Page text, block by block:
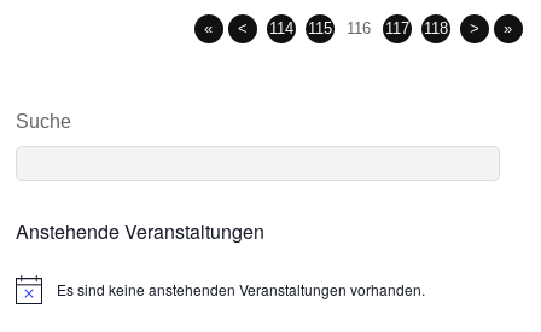
« < 114 115 116 117 118 > »
Suche
Anstehende Veranstaltungen
N
Es sind keine anstehenden Veranstaltungen vorhanden.